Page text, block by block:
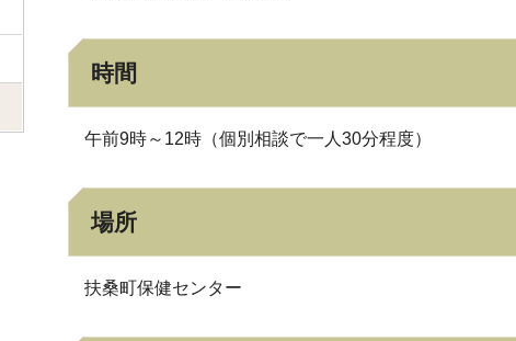
時間
午前9時～12時（個別相談で一人30分程度）
場所
扶桑町保健センター